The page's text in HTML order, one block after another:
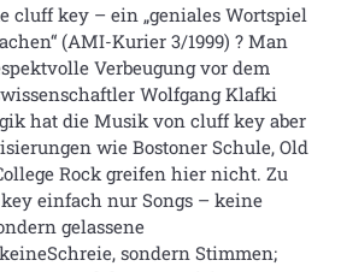
cluff key – ein „geniales Wortspiel
(AMI-Kurier 3/1999) ? Man
Verbeugung vor dem
Wolfgang Klafki
hat die Musik von cluff key aber
wie Bostoner Schule, Old
Rock greifen hier nicht. Zu
einfach nur Songs – keine
gelassene
sondern Stimmen;